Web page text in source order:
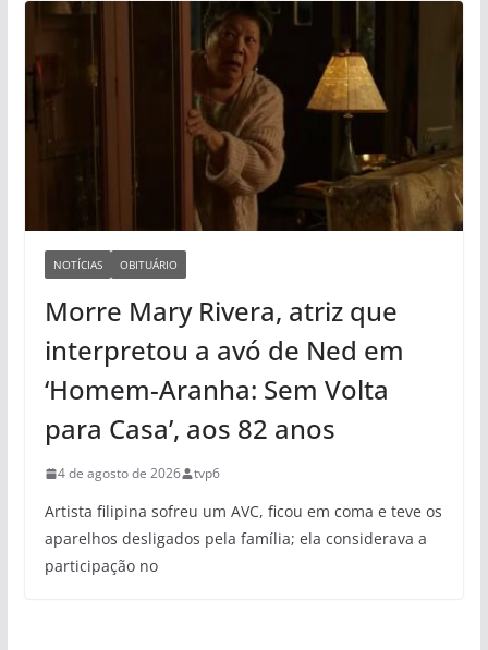
NOTÍCIAS OBITUÁRIO
Morre Mary Rivera, atriz que
interpretou a avó de Ned em
‘Homem-Aranha: Sem Volta
para Casa’, aos 82 anos
4 de agosto de 2026 tvp6
Artista filipina sofreu um AVC, ficou em coma e teve os
aparelhos desligados pela família; ela considerava a
participação no